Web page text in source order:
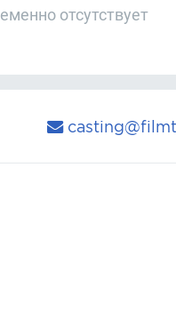
отсутствует